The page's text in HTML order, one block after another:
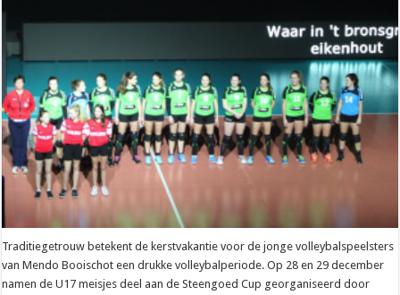
Traditiegetrouw betekent de kerstvakantie voor de jonge volleybalspeelsters
van Mendo Booischot een drukke volleybalperiode. Op 28 en 29 december
namen de U17 meisjes deel aan de Steengoed Cup georganiseerd door